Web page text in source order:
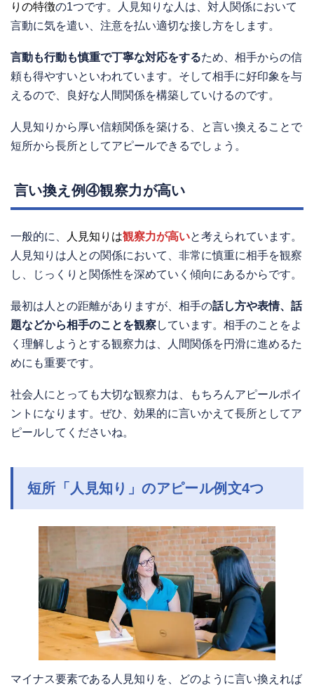
りの特徴の1つです。人見知りな人は、対人関係において
言動に気を遣い、注意を払い適切な接し方をします。
言動も行動も慎重で丁寧な対応をするため、相手からの信
頼も得やすいといわれています。そして相手に好印象を与
えるので、良好な人間関係を構築していけるのです。
人見知りから厚い信頼関係を築ける、と言い換えることで
短所から長所としてアピールできるでしょう。
言い換え例④観察力が高い
一般的に、 人見知りは観察力が高いと考えられています。
人見知りは人との関係において、非常に慎重に相手を観察
し、じっくりと関係性を深めていく傾向にあるからです。
最初は人との距離がありますが、相手の話し方や表情、話
題などから相手のことを観察しています。相手のことをよ
く理解しようとする観察力は、人間関係を円滑に進めるた
めにも重要です。
社会人にとっても大切な観察力は、もちろんアピールポイ
ントになります。ぜひ、効果的に言いかえて長所としてア
ピールしてくださいね。
短所「人見知り」のアピール例文4つ
マイナス要素である人見知りを、どのように言い換えれば